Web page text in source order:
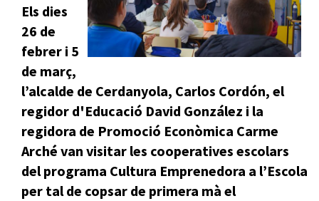
Els dies
26 de
febrer i 5
de març,
l’alcalde de Cerdanyola, Carlos Cordón, el
regidor d'Educació David González i la
regidora de Promoció Econòmica Carme
Arché van visitar les cooperatives escolars
del programa Cultura Emprenedora a l’Escola
per tal de copsar de primera mà el